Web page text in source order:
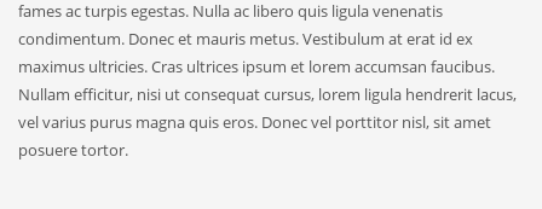
fames ac turpis egestas. Nulla ac libero quis ligula venenatis
condimentum. Donec et mauris metus. Vestibulum at erat id ex
maximus ultricies. Cras ultrices ipsum et lorem accumsan faucibus.
Nullam efficitur, nisi ut consequat cursus, lorem ligula hendrerit lacus,
vel varius purus magna quis eros. Donec vel porttitor nisl, sit amet
posuere tortor.